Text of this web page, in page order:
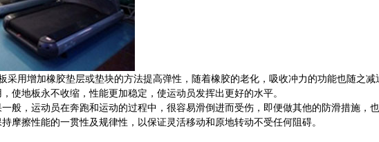
增加橡胶垫层或垫块的方法提高弹性，随着橡胶的老化，吸收冲力的功能也随之减
使地板永不收缩，性能更加稳定，使运动员发挥出更好的水平。
，运动员在奔跑和运动的过程中，很容易滑倒进而受伤，即便做其他的防滑措施，
摩擦性能的一贯性及规律性，以保证灵活移动和原地转动不受任何阻碍。